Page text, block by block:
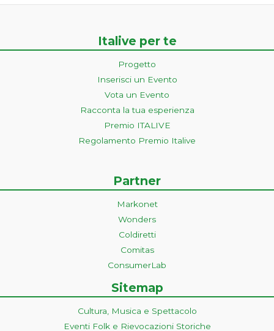
Italive per te
Progetto
Inserisci un Evento
Vota un Evento
Racconta la tua esperienza
Premio ITALIVE
Regolamento Premio Italive
Partner
Markonet
Wonders
Coldiretti
Comitas
ConsumerLab
Sitemap
Cultura, Musica e Spettacolo
Eventi Folk e Rievocazioni Storiche